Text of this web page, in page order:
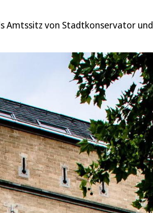
Amtssitz von Stadtkonservator und